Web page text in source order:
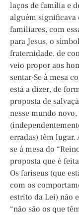
laços de família e
alguém significava
familiares, com
para Jesus, o
fraternidade, de
veio propor aos
sentar-Se à mesa
está a dizer, de
proposta de
nesse mundo
erradas) têm lugar.
se à mesa do
proposta que é
Os fariseus (que
com os
estrito da Lei) não
“não são os que